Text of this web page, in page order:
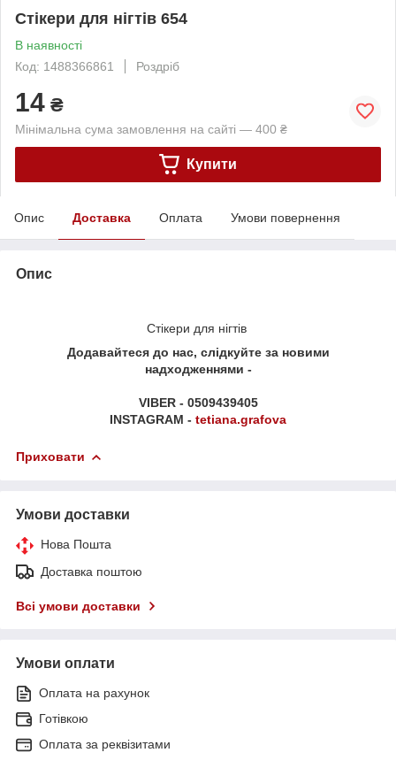
Стікери для нігтів 654
В наявності
Код: 1488366861
Роздріб
14 ₴
Мінімальна сума замовлення на сайті — 400 ₴
Купити
Опис Доставка Оплата Умови повернення
Опис
Стікери для нігтів
Додавайтеся до нас, слідкуйте за новими
надходженнями -
VIBER - 0509439405
INSTAGRAM - tetiana.grafova
Приховати
Умови доставки
Нова Пошта
Доставка поштою
Всі умови доставки
Умови оплати
Оплата на рахунок
Готівкою
Оплата за реквізитами